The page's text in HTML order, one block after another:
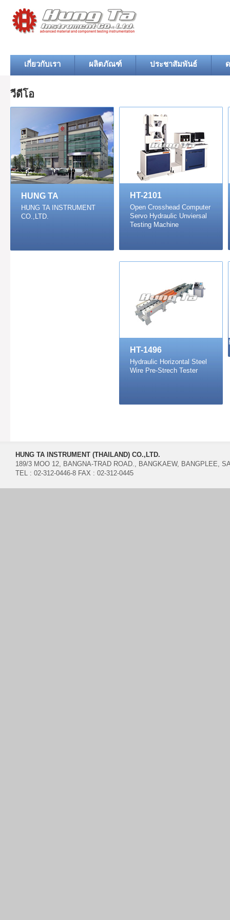
เกี่ยวกับเรา ผลิตภัณฑ์ ประชาสัมพันธ์
วีดีโอ
HUNG TA
HUNG TA INSTRUMENT
CO.,LTD.
HT-2101
Open Crosshead Computer
Servo Hydraulic Unviersal
Testing Machine
HT-1496
Hydraulic Horizontal Steel
Wire Pre-Strech Tester
HUNG TA INSTRUMENT (THAILAND) CO.,LTD.
189/3 MOO 12, BANGNA-TRAD ROAD., BANGKAEW, BANGPLEE,
TEL : 02-312-0446-8 FAX : 02-312-0445